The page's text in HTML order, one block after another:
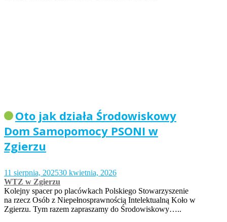
Oto jak działa Środowiskowy
Dom Samopomocy PSONI w
Zgierzu
11 sierpnia, 202530 kwietnia, 2026
WTZ w Zgierzu
Kolejny spacer po placówkach Polskiego Stowarzyszenie
na rzecz Osób z Niepełnosprawnością Intelektualną Koło w
Zgierzu. Tym razem zapraszamy do Środowiskowy…..